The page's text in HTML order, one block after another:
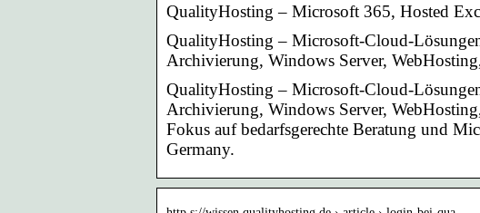
QualityHosting – Microsoft 365, Hosted
QualityHosting – Microsoft-Cloud-
Archivierung, Windows Server,
QualityHosting – Microsoft-Cloud-
Archivierung, Windows Server,
Fokus auf bedarfsgerechte Beratung und
Germany.